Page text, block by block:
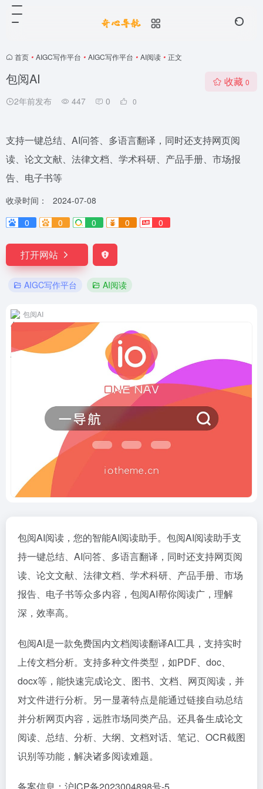
首页 • AIGC写作平台 • AIGC写作平台 • AI阅读 • 正文
包阅AI
2年前发布 447 0 0
收藏 0
支持一键总结、AI问答、多语言翻译，同时还支持网页阅
读、论文文献、法律文档、学术科研、产品手册、市场报
告、电子书等
收录时间：
2024-07-08
0
0 0 0 0
打开网站
AIGC写作平台 AI阅读
包阅AI
包阅AI阅读，您的智能AI阅读助手。包阅AI阅读助手支
持一键总结、AI问答、多语言翻译，同时还支持网页阅
读、论文文献、法律文档、学术科研、产品手册、市场
报告、电子书等众多内容，包阅AI帮你阅读广，理解
深，效率高。
包阅AI是一款免费国内文档阅读翻译AI工具，支持实时
上传文档分析。支持多种文件类型，如PDF、doc、
docx等，能快速完成论文、图书、文档、网页阅读，并
对文件进行分析。另一显著特点是能通过链接自动总结
并分析网页内容，远胜市场同类产品。还具备生成论文
阅读、总结、分析、大纲、文档对话、笔记、OCR截图
识别等功能，解决诸多阅读难题。